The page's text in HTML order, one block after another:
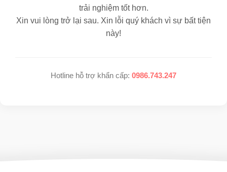
trải nghiệm tốt hơn.
Xin vui lòng trở lại sau. Xin lỗi quý khách vì sự bất tiện
này!
Hotline hỗ trợ khẩn cấp: 0986.743.247